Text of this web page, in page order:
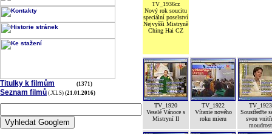
Titulky k filmům (1371)
Seznam filmů (.XLS) (21.01.2016)
TV_1936cz
Nový rok soucitu
speciální poselství
Nejvyšši Mistryně
Ching Hai CZ
TV_1920
Veselé Vánoce s
Mistryní II
TV_1922
Vítanie nového
roku mieru
TV_1923
Soustřeďte
svou
moudrost